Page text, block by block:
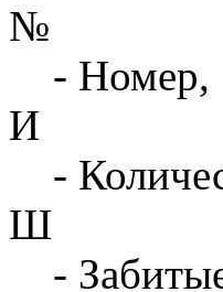
№
- Номер,
И
-
Ш
-